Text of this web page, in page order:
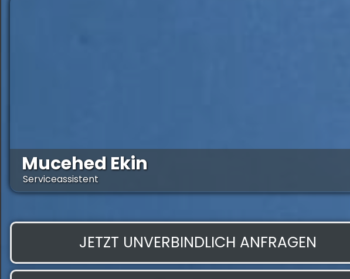
Mucehed Ekin
Serviceassistent
JETZT UNVERBINDLICH ANFRAGEN